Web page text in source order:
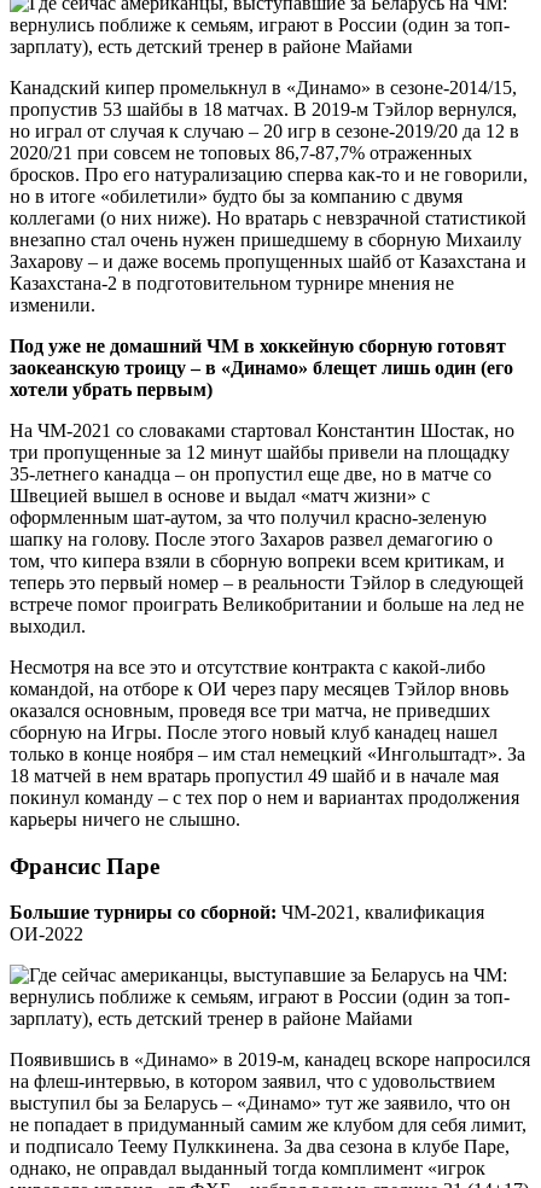
Канадский кипер промелькнул в «Динамо» в сезоне-2014/15,
пропустив 53 шайбы в 18 матчах. В 2019-м Тэйлор вернулся,
но играл от случая к случаю – 20 игр в сезоне-2019/20 да 12 в
2020/21 при совсем не топовых 86,7-87,7% отраженных
бросков. Про его натурализацию сперва как-то и не говорили,
но в итоге «обилетили» будто бы за компанию с двумя
коллегами (о них ниже). Но вратарь с невзрачной статистикой
внезапно стал очень нужен пришедшему в сборную Михаилу
Захарову – и даже восемь пропущенных шайб от Казахстана и
Казахстана-2 в подготовительном турнире мнения не
изменили.
Под уже не домашний ЧМ в хоккейную сборную готовят
заокеанскую троицу – в «Динамо» блещет лишь один (его
хотели убрать первым)
На ЧМ-2021 со словаками стартовал Константин Шостак, но
три пропущенные за 12 минут шайбы привели на площадку
35-летнего канадца – он пропустил еще две, но в матче со
Швецией вышел в основе и выдал «матч жизни» с
оформленным шат-аутом, за что получил красно-зеленую
шапку на голову. После этого Захаров развел демагогию о
том, что кипера взяли в сборную вопреки всем критикам, и
теперь это первый номер – в реальности Тэйлор в следующей
встрече помог проиграть Великобритании и больше на лед не
выходил.
Несмотря на все это и отсутствие контракта с какой-либо
командой, на отборе к ОИ через пару месяцев Тэйлор вновь
оказался основным, проведя все три матча, не приведших
сборную на Игры. После этого новый клуб канадец нашел
только в конце ноября – им стал немецкий «Ингольштадт». За
18 матчей в нем вратарь пропустил 49 шайб и в начале мая
покинул команду – с тех пор о нем и вариантах продолжения
карьеры ничего не слышно.
Франсис Паре
Большие турниры со сборной: ЧМ-2021, квалификация
ОИ-2022
Появившись в «Динамо» в 2019-м, канадец вскоре напросился
на флеш-интервью, в котором заявил, что с удовольствием
выступил бы за Беларусь – «Динамо» тут же заявило, что он
не попадает в придуманный самим же клубом для себя лимит,
и подписало Теему Пулккинена. За два сезона в клубе Паре,
однако, не оправдал выданный тогда комплимент «игрок